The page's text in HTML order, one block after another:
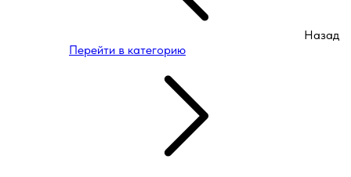
Назад
Перейти в категорию